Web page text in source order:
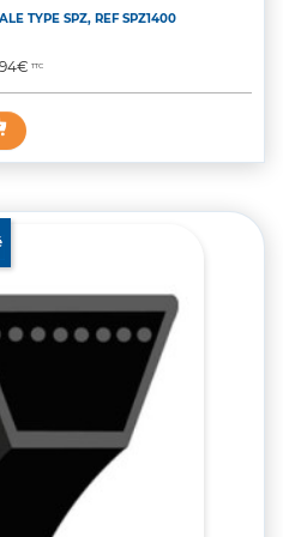
TYPE SPZ, REF SPZ1400
Prix
TTC